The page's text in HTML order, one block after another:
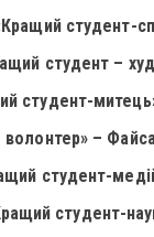
студент-
студент –
студент-
–
студент-
студент-